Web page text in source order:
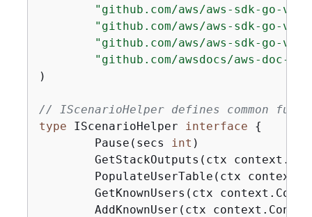
"github.com/aws/aws-sdk-go-
"github.com/aws/aws-sdk-go-
"github.com/aws/aws-sdk-go-v2/
"github.com/awsdocs/aws-doc-
)
// IScenarioHelper defines common
type IScenarioHelper interface
{
	Pause(secs
int )
GetStackOutputs(ctx
PopulateUserTable(ctx
GetKnownUsers(ctx
AddKnownUser(ctx